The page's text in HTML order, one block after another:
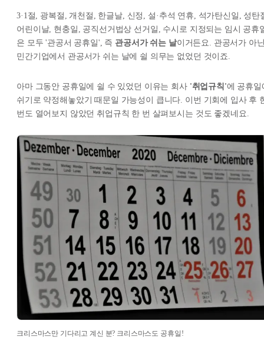
3·1절, 광복절, 개천절, 한글날, 신정, 설·추석 연휴, 석가탄신일, 성탄
어린이날, 현충일, 공직선거법상 선거일, 수시로 지정되는 임시 공휴
은 모두 '관공서 공휴일', 즉 관공서가 쉬는 날이거든요. 관공서가 아
민간기업에서 관공서가 쉬는 날에 쉴 의무는 없었던 것이죠.
아마 그동안 공휴일에 쉴 수 있었던 이유는 회사 '취업규칙'에 공휴일
쉬기로 약정해놓았기 때문일 가능성이 큽니다. 이번 기회에 입사 후
번도 열어보지 않았던 취업규칙 한 번 살펴보시는 것도 좋겠네요.
크리스마스만 기다리고 계신 분? 크리스마스도 공휴일!